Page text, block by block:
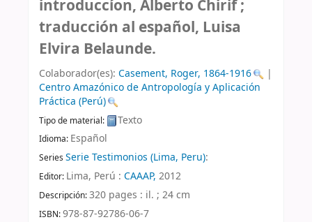
introduccíon, Alberto Chirif ;
traducción al español, Luisa
Elvira Belaunde.
Colaborador(es): Casement, Roger, 1864-1916
|
Centro Amazónico de Antropología y Aplicación
Práctica (Perú)
Tipo de material: Texto
Idioma: Español
Series Serie Testimonios (Lima, Peru):
Editor: Lima, Perú : CAAAP, 2012
Descripción:320 pages : il. ; 24 cm
ISBN:978-87-92786-06-7